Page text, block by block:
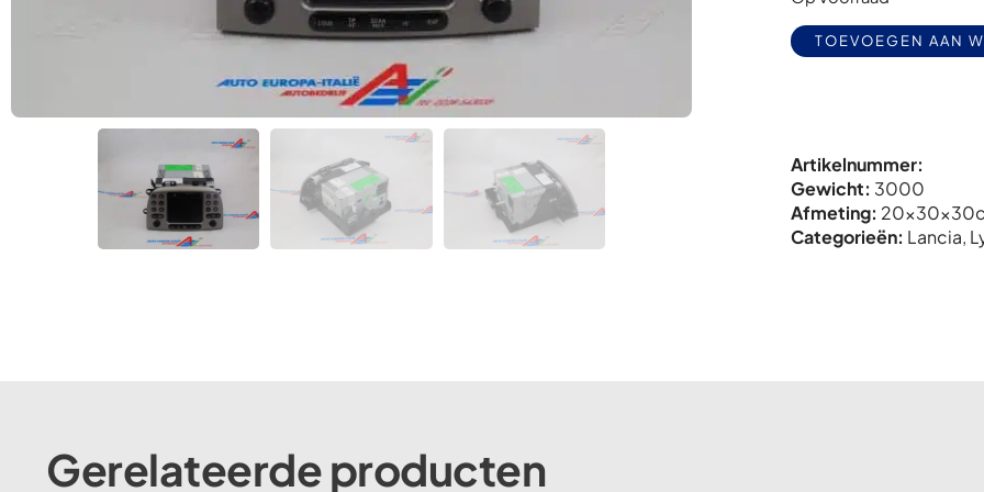
TOEVOEGEN AAN
Artikelnummer:
Gewicht: 3000
Afmeting: 20x30x
Categorieën: Lancia,
Gerelateerde producten